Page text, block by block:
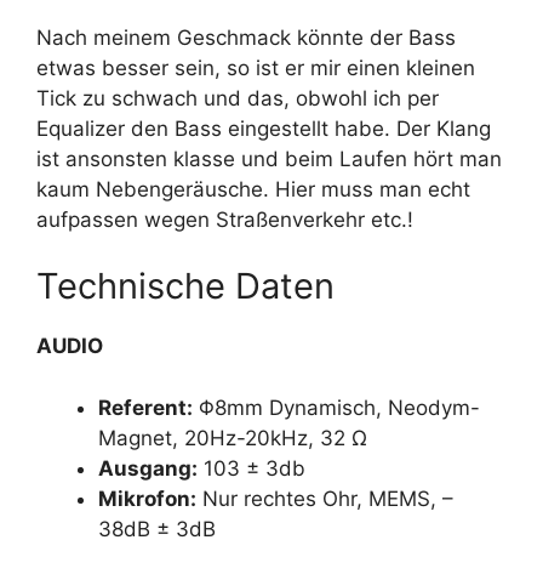
Nach meinem Geschmack könnte der Bass
etwas besser sein, so ist er mir einen kleinen
Tick zu schwach und das, obwohl ich per
Equalizer den Bass eingestellt habe. Der Klang
ist ansonsten klasse und beim Laufen hört man
kaum Nebengeräusche. Hier muss man echt
aufpassen wegen Straßenverkehr etc.!
Technische Daten
AUDIO
Referent: Φ8mm Dynamisch, Neodym-
Magnet, 20Hz-20kHz, 32 Ω
Ausgang: 103 ± 3db
Mikrofon: Nur rechtes Ohr, MEMS, –
38dB ± 3dB